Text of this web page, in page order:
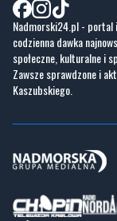
Nadmorski24.pl - portal
codzienna dawka
społeczne, kulturalne i
Zawsze sprawdzone i
Kaszubskiego.